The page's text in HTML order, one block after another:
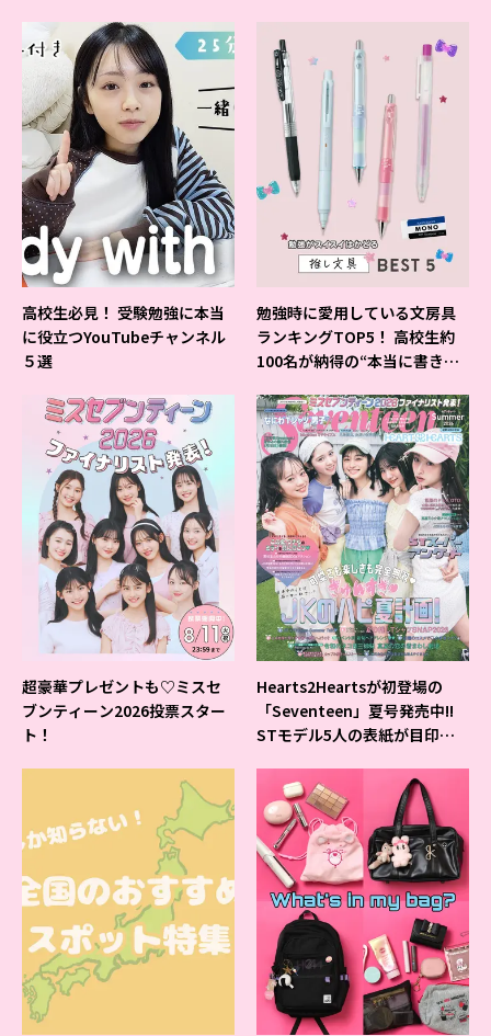
高校生必見！ 受験勉強に本当
に役立つYouTubeチャンネル
５選
勉強時に愛用している文房具
ランキングTOP5！ 高校生約
100名が納得の“本当に書きや
超豪華プレゼントも♡ミスセ
ブンティーン2026投票スター
ト！
Hearts2Heartsが初登場の
「Seventeen」夏号発売中!!
STモデル5人の表紙が目印だ